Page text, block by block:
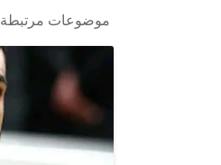
موضوعات مرتبطة